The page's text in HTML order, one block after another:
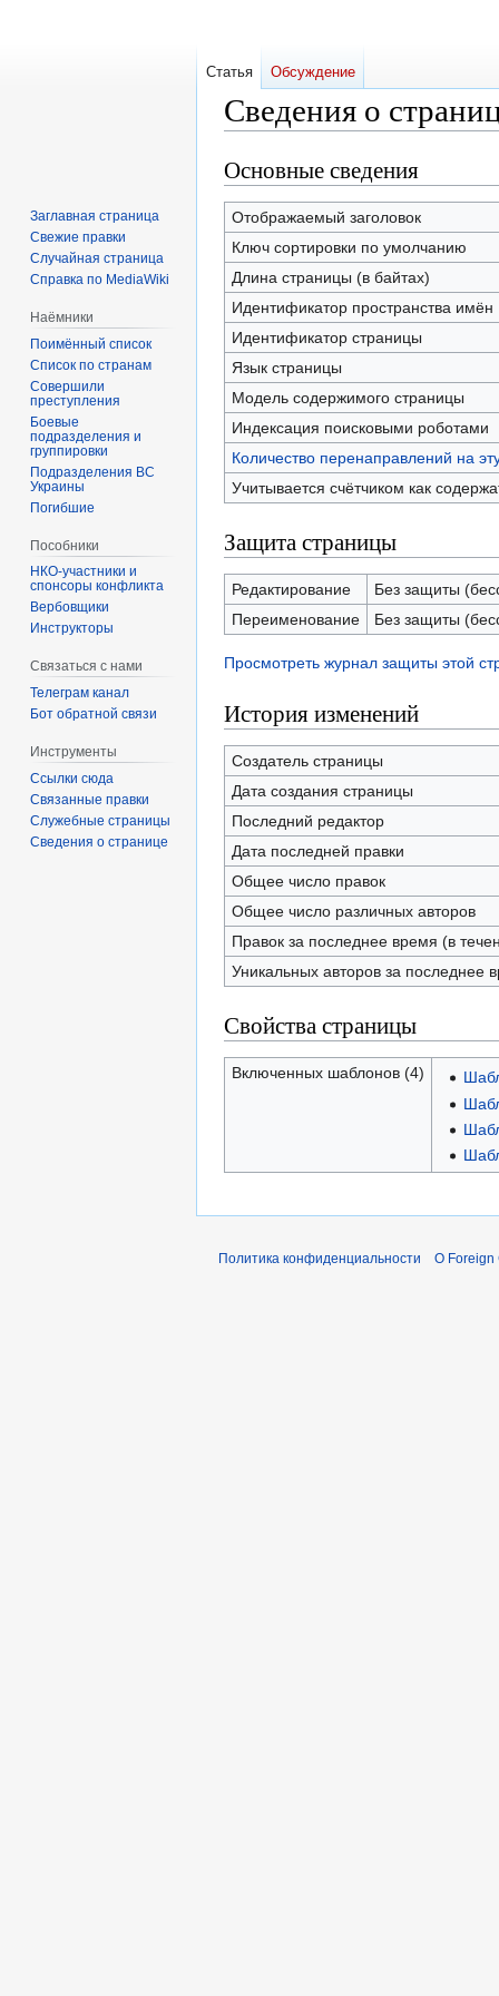
Сведения о
Перейти
к
навигации
Перейти
к
поиску
Основные сведения
Отображаемый заголовок
Ключ сортировки по умолчанию
Длина страницы (в байтах)
Идентификатор пространства имён
Идентификатор страницы
Язык страницы
Модель содержимого страницы
Индексация поисковыми роботами
Количество перенаправлений на
Учитывается счётчиком как
Защита страницы
Редактирование
Без защиты
Переименование
Без защиты
Просмотреть журнал защиты этой
История изменений
Создатель страницы
Дата создания страницы
Последний редактор
Дата последней правки
Общее число правок
Общее число различных авторов
Правок за последнее время (в
Уникальных авторов за последнее
Свойства страницы
Включенных шаблонов (4)
Статья Обсуждение
Заглавная страница
Свежие правки
Случайная страница
Справка по MediaWiki
Наёмники
Поимённый список
Список по странам
Совершили
преступления
Боевые
подразделения и
группировки
Подразделения ВС
Украины
Погибшие
Пособники
спонсоры конфликта
‏‎Вербовщики
Инструкторы
Связаться с нами
Телеграм канал
Бот обратной связи
Инструменты
Ссылки сюда
Связанные правки
Служебные страницы
Сведения о странице
Политика конфиденциальности О Foreign